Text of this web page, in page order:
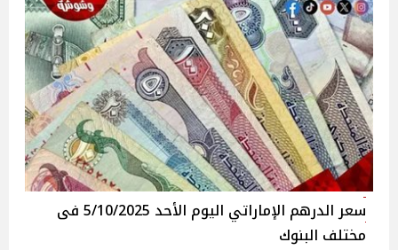
سعر الدرهم الإماراتي اليوم الأحد 5/10/2025 فى
مختلف البنوك